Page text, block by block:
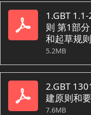
1.GBT
则 第1部
和起草规则
5.2MB
2.GBT
建原则和
7.6MB